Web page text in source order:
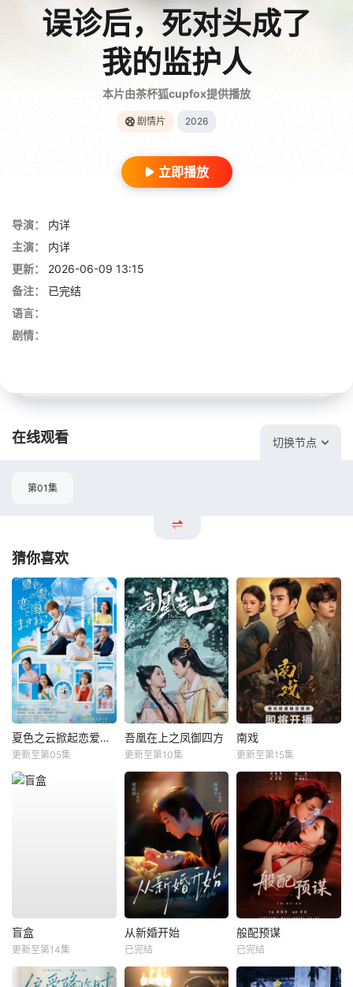
误诊后，死对头成了
我的监护人
本片由茶杯狐cupfox提供播放
剧情片 2026
立即播放
导演：
内详
主演：
内详
更新：
2026-06-09 13:15
备注：
已完结
语言：
剧情：
在线观看 切换节点
第01集
猜你喜欢
夏色之云掀起恋爱与风暴
更新至第05集
吾凰在上之凤御四方
更新至第10集
南戏
更新至第15集
盲盒
更新至第14集
从新婚开始
已完结
般配预谋
已完结